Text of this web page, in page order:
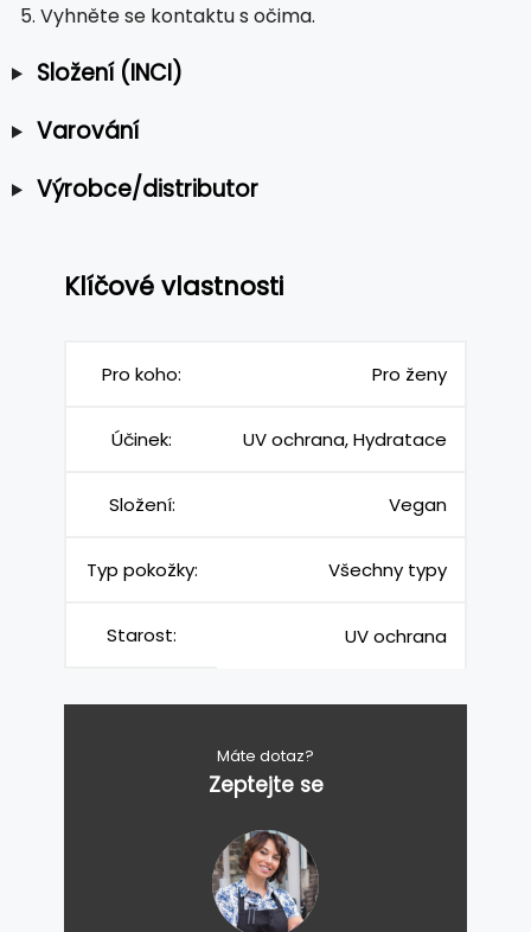
Vyhněte se kontaktu s očima.
Složení (INCI)
Varování
Výrobce/distributor
Klíčové vlastnosti
Pro koho: Pro ženy
Účinek: UV ochrana, Hydratace
Složení: Vegan
Typ pokožky: Všechny typy
Starost: UV ochrana
Máte dotaz?
Zeptejte se